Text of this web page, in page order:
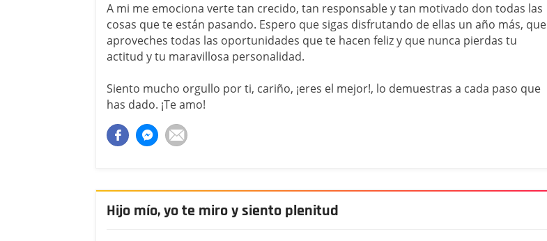
A mi me emociona verte tan crecido, tan responsable y tan motivado don todas las
cosas que te están pasando. Espero que sigas disfrutando de ellas un año más, que
aproveches todas las oportunidades que te hacen feliz y que nunca pierdas tu
actitud y tu maravillosa personalidad.
Siento mucho orgullo por ti, cariño, ¡eres el mejor!, lo demuestras a cada paso que
has dado. ¡Te amo!
Hijo mío, yo te miro y siento plenitud